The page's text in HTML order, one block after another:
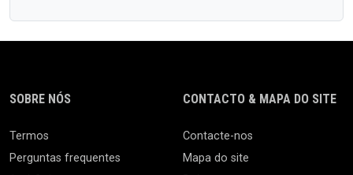
SOBRE NÓS
Termos
Perguntas frequentes
CONTACTO & MAPA DO SITE
Contacte-nos
Mapa do site